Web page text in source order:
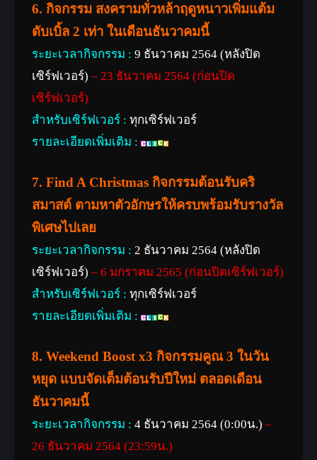
6. กิจกรรม สงครามทั่วหล้าฤดูหนาวเพิ่มแต้ม
ดับเบิ้ล 2 เท่า ในเดือนธันวาคมนี้
ระยะเวลากิจกรรม : 9 ธันวาคม 2564 (หลังปิด
เซิร์ฟเวอร์) – 23 ธันวาคม 2564 (ก่อนปิด
เซิร์ฟเวอร์)
สำหรับเซิร์ฟเวอร์ : ทุกเซิร์ฟเวอร์
รายละเอียดเพิ่มเติม :
7. Find A Christmas กิจกรรมต้อนรับคริ
สมาสต์ ตามหาตัวอักษรให้ครบพร้อมรับรางวัล
พิเศษไปเลย
ระยะเวลากิจกรรม : 2 ธันวาคม 2564 (หลังปิด
เซิร์ฟเวอร์) – 6 มกราคม 2565 (ก่อนปิดเซิร์ฟเวอร์)
สำหรับเซิร์ฟเวอร์ : ทุกเซิร์ฟเวอร์
รายละเอียดเพิ่มเติม :
8. Weekend Boost x3 กิจกรรมคูณ 3 ในวัน
หยุด แบบจัดเต็มต้อนรับปีใหม่ ตลอดเดือน
ธันวาคมนี้
ระยะเวลากิจกรรม : 4 ธันวาคม 2564 (0:00น.) –
26 ธันวาคม 2564 (23:59น.)